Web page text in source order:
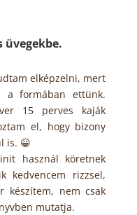
üvegekbe.
elképzelni, mert
a formában ettünk.
15 perves kaják
el, hogy bizony
is. 😀
használ köretnek
kedvencem rizzsel,
készítem, nem csak
mutatja.